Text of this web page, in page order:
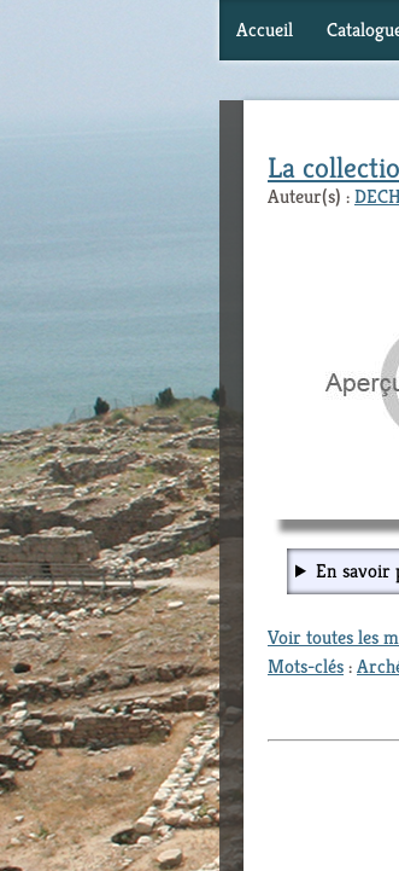
Accueil
La
Auteur(s) :
En savoir
Voir toutes les
Mots-clés: